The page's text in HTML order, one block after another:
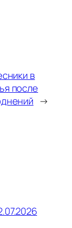
в
после
→